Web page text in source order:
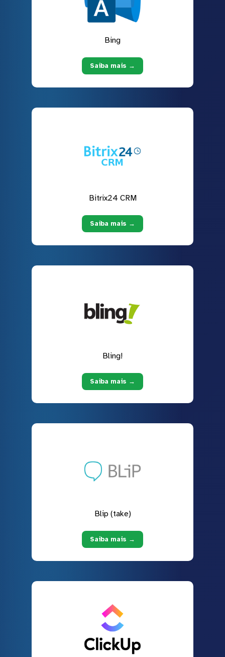
Bing
Saiba mais →
Bitrix24 CRM
Saiba mais →
Bling!
Saiba mais →
Blip (take)
Saiba mais →